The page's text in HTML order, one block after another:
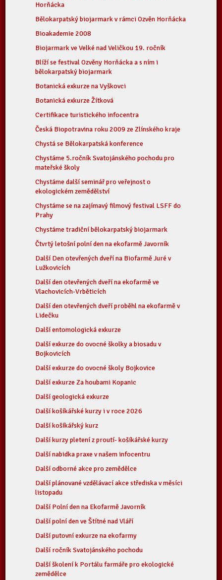
Horňácka
Bělokarpatský biojarmark v rámci Ozvěn Horňácka
Bioakademie 2008
Biojarmark ve Velké nad Veličkou 19. ročník
Blíží se festival Ozvěny Horňácka a s ním i
bělokarpatský biojarmark
Botanická exkurze na Vyškovci
Botanická exkurze Žítková
Certifikace turistického infocentra
Česká Biopotravina roku 2009 ze Zlínského kraje
Chystá se Bělokarpatská konference
Chystáme 5.ročník Svatojánského pochodu pro
mateřské školy
Chystáme další seminář pro veřejnost o
ekologickém zemědělství
Chystáme se na zajímavý filmový festival LSFF do
Prahy
Chystáme tradiční bělokarpatský biojarmark
Čtvrtý letošní polní den na ekofarmě Javorník
Další Den otevřených dveří na Biofarmě Juré v
Lužkovicích
Další den otevřených dveří na ekofarmě ve
Vlachovicích-Vrběticích
Další den otevřených dveří proběhl na ekofarmě v
Lidečku
Další entomologická exkurze
Další exkurze do ovocné školky a biosadu v
Bojkovicích
Další exkurze do ovocné školy Bojkovice
Další exkurze Za houbami Kopanic
Další geologická exkurze
Další košíkářské kurzy i v roce 2026
Další košíkářský kurz
Další kurzy pletení z proutí- košíkářské kurzy
Další nabidka praxe v našem infocentru
Další odborné akce pro zemědělce
Další plánované vzdělávací akce střediska v měsíci
listopadu
Další Polní den na Ekofarmě Javorník
Další polní den ve Štítné nad Vláří
Další putovní exkurze na ekofarmy
Další ročník Svatojánského pochodu
Další školení k Portálu farmáře pro ekologické
zemědělce